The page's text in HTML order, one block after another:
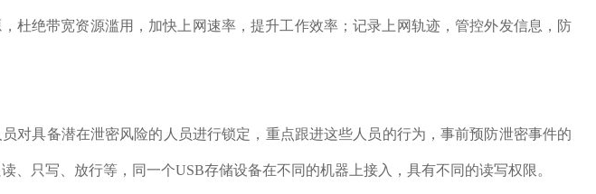
杜绝带宽资源滥用，加快上网速率，提升工作效率；记录上网轨迹，管控外发信息，防
对具备潜在泄密风险的人员进行锁定，重点跟进这些人员的行为，事前预防泄密事件的
只写、放行等，同一个USB存储设备在不同的机器上接入，具有不同的读写权限。